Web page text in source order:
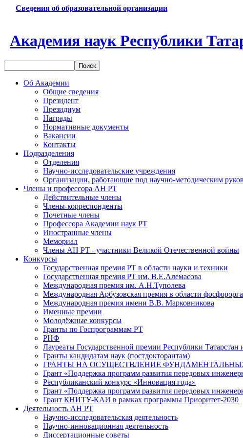
Сведения об образовательной организации
Академия наук Республики
Об Академии
Общие сведения
Президент
Президиум
Награды
Нормативные документы
Вакансии
Контакты
Подразделения
Отделения
Научно-исследовательские учреждения
Организации, работающие под научно-методическим
Члены и профессора АН РТ
Действительные члены
Члены-корреспонденты
Почетные члены
Профессора Академии наук РТ
Иностранные члены
Мемориал
Члены АН РТ - участники Великой Отечественной войны
Конкурсы
Государственная премия РТ в области науки и техники
Государственная премия РТ им. В.Е.Алемасова
Международная премия им. А.Н.Туполева
Международная Арбузовская премия в области
Международная премия имени В.В. Марковникова
Именные премии
Молодёжные конкурсы
Гранты по Госпрограммам РТ
РНФ
Лауреаты Государственной премии Республики
Гранты кандидатам наук (постдокторантам)
ГРАНТЫ НА ОСУЩЕСТВЛЕНИЕ
Грант «Поддержка программ развития передовых
Республиканский конкурс «Инновация года»
Грант «Поддержка программ развития передовых
Грант КНИТУ-КАИ в рамках программы Приоритет-2030
Деятельность АН РТ
Научно-исследовательская деятельность
Научно-инновационная деятельность
Диссертационные советы